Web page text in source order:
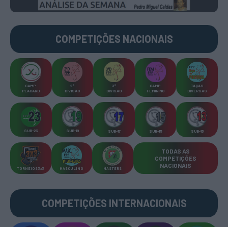
COMPETIÇÕES NACIONAIS
CAMP
PLACARD
2ª
DIVISÃO
3ª
DIVISÃO
CAMP
FEMININO
TAÇAS
DIVERSAS
SUB-23 SUB-19 SUB-17 SUB-15 SUB-13
TORNEIOS 3x3 MASCULINO MASTERS
TODAS AS
COMPETIÇÕES
NACIONAIS
COMPETIÇÕES INTERNACIONAIS